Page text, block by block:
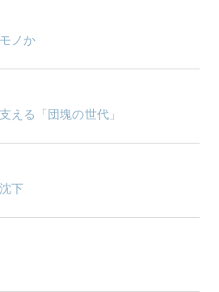
ノか
える「団塊の世代」
下